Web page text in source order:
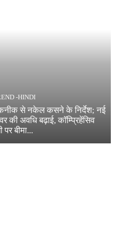
-HINDI
तकनीक से नकेल कसने के निर्देश; नई
की अवधि बढ़ाई, कॉम्प्रिहेंसिव
पर बीमा...